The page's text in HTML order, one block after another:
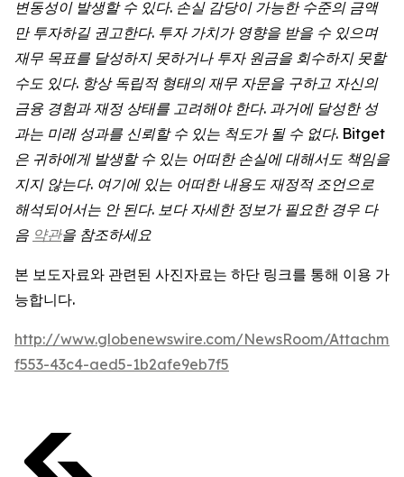
변동성이 발생할 수 있다. 손실 감당이 가능한 수준의 금액
만 투자하길 권고한다. 투자 가치가 영향을 받을 수 있으며
재무 목표를 달성하지 못하거나 투자 원금을 회수하지 못할
수도 있다. 항상 독립적 형태의 재무 자문을 구하고 자신의
금융 경험과 재정 상태를 고려해야 한다. 과거에 달성한 성
과는 미래 성과를 신뢰할 수 있는 척도가 될 수 없다. Bitget
은 귀하에게 발생할 수 있는 어떠한 손실에 대해서도 책임을
지지 않는다. 여기에 있는 어떠한 내용도 재정적 조언으로
해석되어서는 안 된다. 보다 자세한 정보가 필요한 경우 다
음 약관을 참조하세요
본 보도자료와 관련된 사진자료는 하단 링크를 통해 이용 가
능합니다.
http://www.globenewswire.com/NewsRoom/
f553-43c4-aed5-1b2afe9eb7f5